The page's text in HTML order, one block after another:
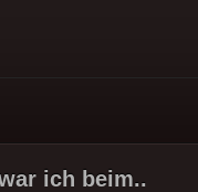
ich beim..